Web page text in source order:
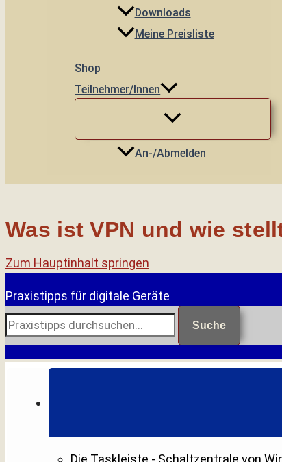
Downloads
Meine Preisliste
Shop
Teilnehmer/innen
An-/Abmelden
Was ist VPN und wie
Zum Hauptinhalt springen
Praxistipps für digitale Geräte
Suche
Die Taskleiste - Schaltzentrale von